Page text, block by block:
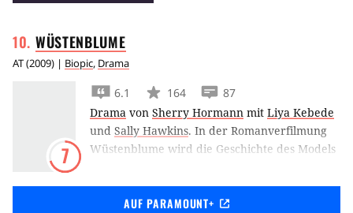
WÜSTENBLUME
AT(2009) | Biopic, Drama
7
6.1 164
87
Drama von Sherry Hormann mit Liya Kebede
und Sally Hawkins. In der Romanverfilmung
Wüstenblume wird die Geschichte des Models
aufgewachsen ist und der der Weg nach oben
gelang.AUF PARAMOUNT+